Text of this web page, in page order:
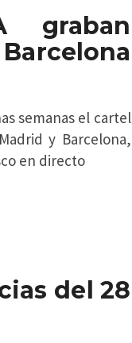
graban
semanas el cartel
y Barcelona,
en directo
del 28